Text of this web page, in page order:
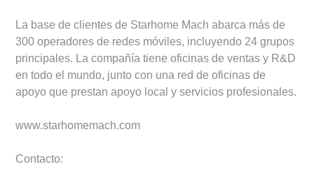
La base de clientes de Starhome Mach abarca más de
300 operadores de redes móviles, incluyendo 24 grupos
principales. La compañía tiene oficinas de ventas y R&D
en todo el mundo, junto con una red de oficinas de
apoyo que prestan apoyo local y servicios profesionales.
www.starhomemach.com
Contacto: